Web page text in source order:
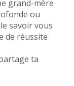
grand-mère
ou
savoir vous
de réussite
ta